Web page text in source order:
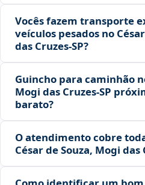
Vocês fazem transporte
veículos pesados no
das Cruzes‑SP?
Guincho para caminhão
Mogi das Cruzes‑SP
barato?
O atendimento cobre
César de Souza, Mogi das